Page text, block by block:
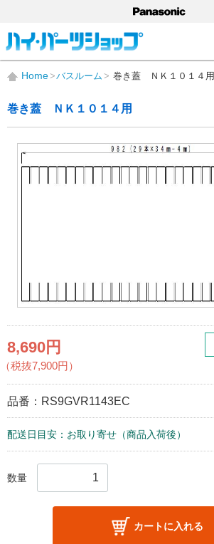
Home バスルーム 巻き蓋 ＮＫ１０１４用
巻き蓋 ＮＫ１０１４用
8,690円
（税抜7,900円）
品番： RS9GVR1143EC
配送日目安：お取り寄せ（商品入荷後）
数量
カートに入れる